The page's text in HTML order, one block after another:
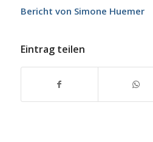
Bericht von Simone Huemer
Eintrag teilen